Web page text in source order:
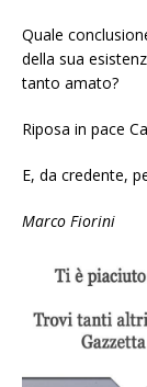
Quale
della sua
tanto amato?
Riposa in pace
E, da credente,
Marco Fiorini